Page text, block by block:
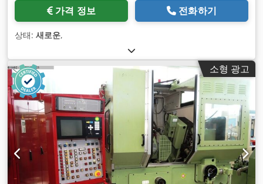
가격 정보 전화하기
상태: 새로운,
소형 광고